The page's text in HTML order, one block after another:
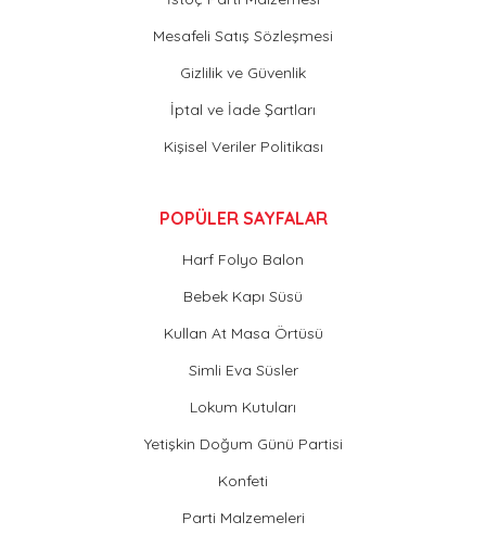
Mesafeli Satış Sözleşmesi
Gizlilik ve Güvenlik
İptal ve İade Şartları
Kişisel Veriler Politikası
POPÜLER SAYFALAR
Harf Folyo Balon
Bebek Kapı Süsü
Kullan At Masa Örtüsü
Simli Eva Süsler
Lokum Kutuları
Yetişkin Doğum Günü Partisi
Konfeti
Parti Malzemeleri